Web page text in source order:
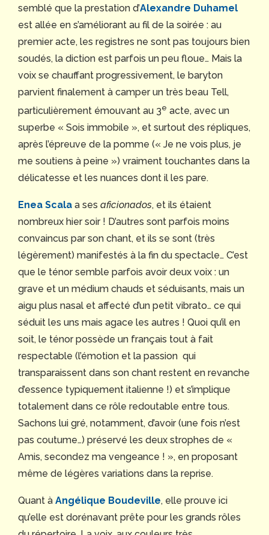
semblé que la prestation d’Alexandre Duhamel
est allée en s’améliorant au fil de la soirée : au
premier acte, les registres ne sont pas toujours bien
soudés, la diction est parfois un peu floue… Mais la
voix se chauffant progressivement, le baryton
parvient finalement à camper un très beau Tell,
particulièrement émouvant au 3e acte, avec un
superbe « Sois immobile », et surtout des répliques,
après l’épreuve de la pomme (« Je ne vois plus, je
me soutiens à peine ») vraiment touchantes dans la
délicatesse et les nuances dont il les pare.
Enea Scala a ses aficionados, et ils étaient
nombreux hier soir ! D’autres sont parfois moins
convaincus par son chant, et ils se sont (très
légèrement) manifestés à la fin du spectacle… C’est
que le ténor semble parfois avoir deux voix : un
grave et un médium chauds et séduisants, mais un
aigu plus nasal et affecté d’un petit vibrato… ce qui
séduit les uns mais agace les autres ! Quoi qu’il en
soit, le ténor possède un français tout à fait
respectable (l’émotion et la passion qui
transparaissent dans son chant restent en revanche
d’essence typiquement italienne !) et s’implique
totalement dans ce rôle redoutable entre tous.
Sachons lui gré, notamment, d’avoir (une fois n’est
pas coutume…) préservé les deux strophes de «
Amis, secondez ma vengeance ! », en proposant
même de légères variations dans la reprise.
Quant à Angélique Boudeville, elle prouve ici
qu’elle est dorénavant prête pour les grands rôles